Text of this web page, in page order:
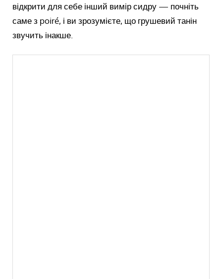
відкрити для себе інший вимір сидру — почніть
саме з poiré, і ви зрозумієте, що грушевий танін
звучить інакше.